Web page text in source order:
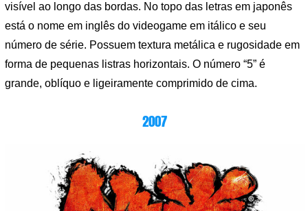
visível ao longo das bordas. No topo das letras em japonês
está o nome em inglês do videogame em itálico e seu
número de série. Possuem textura metálica e rugosidade em
forma de pequenas listras horizontais. O número “5” é
grande, oblíquo e ligeiramente comprimido de cima.
2007